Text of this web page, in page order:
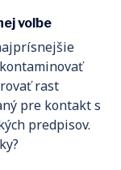
voľbe
rast
pre kontakt s
predpisov.